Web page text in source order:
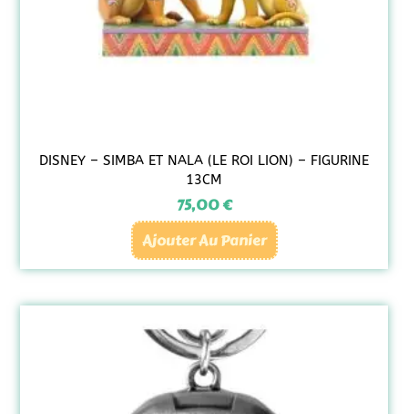
DISNEY – SIMBA ET NALA (LE ROI LION) – FIGURINE
13CM
75,00€
Ajouter Au Panier